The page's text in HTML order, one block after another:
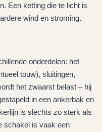
Een ketting die te licht is
wind en stroming.
onderdelen: het
touw), sluitingen,
het zwaarst belast – hij
in een ankerbak en
is slechts zo sterk als
schakel is vaak een